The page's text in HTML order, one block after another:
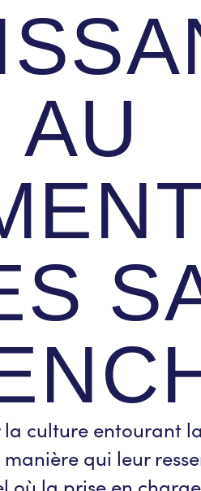
culture entourant
qui leur